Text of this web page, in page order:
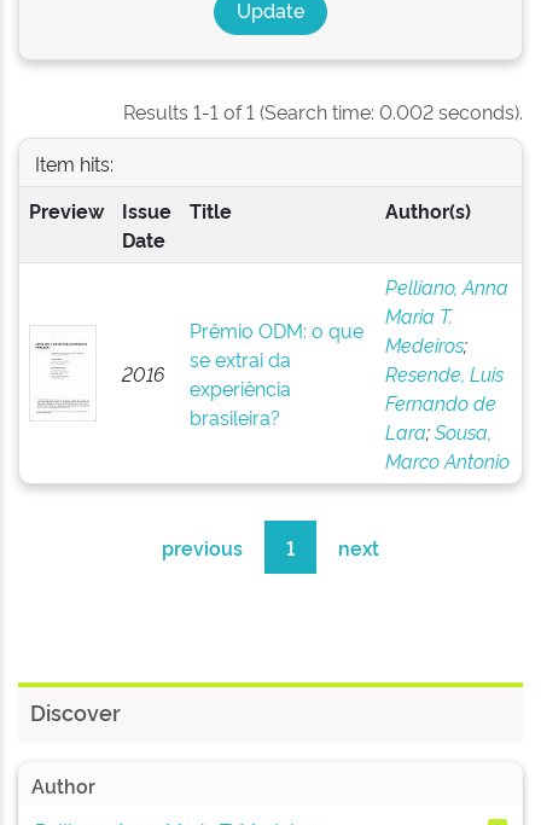
Results 1-1 of 1 (Search time: 0.002 seconds).
Item hits:
Preview
Issue
Date
Title Author(s)
2016
Prêmio ODM: o que
se extrai da
experiência
brasileira?
Pelliano, Anna
Maria T.
Medeiros;
Resende, Luis
Fernando de
Lara;Sousa,
Marco Antonio
previous 1 next
Discover
Author